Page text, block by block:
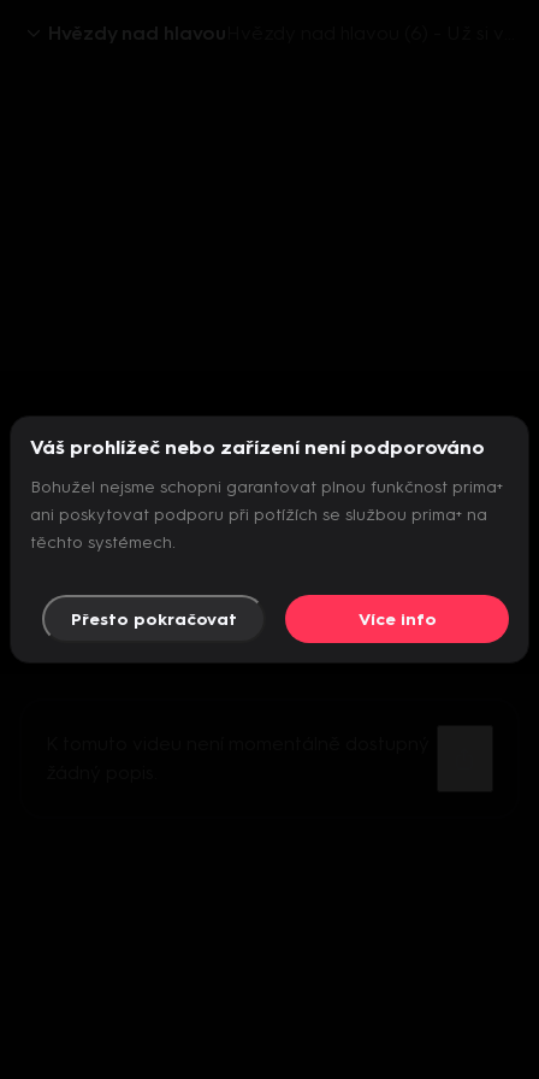
Hvězdy nad hlavou
Nepodařilo se inicializovat přehrávač
Váš prohlížeč nebo zařízení není podporováno
Bohužel nejsme schopni garantovat plnou funkčnost prima+
ani poskytovat podporu při potížích se službou prima+ na
těchto systémech.
Přesto pokračovat Více info